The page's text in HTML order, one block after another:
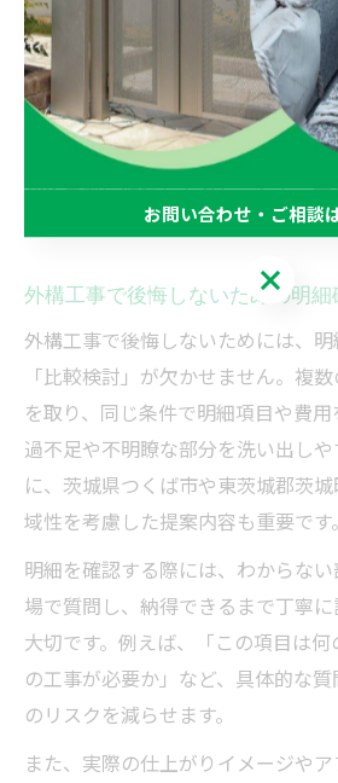
よる天候の変化にも注意が必要です。
さらに、「保証内容」や「アフタ
明細で見落としやすいポイントで
メンテナンス対応について、どこま
かを事前に確認しておくことで、
外構工事で後悔しないための明細
外構工事で後悔しないためには、
「比較検討」が欠かせません。複
を取り、同じ条件で明細項目や費用
過不足や不明瞭な部分を洗い出し
に、茨城県つくば市や東茨城郡茨
域性を考慮した提案内容も重要です。
明細を確認する際には、わからな
場で質問し、納得できるまで丁寧
大切です。例えば、「この項目は
の工事が必要か」など、具体的な
のリスクを減らせます。
また、実際の仕上がりイメージや
お問い合わせ・ご相談
お問い合わせ・ご相談